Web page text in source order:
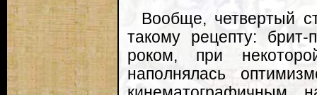
Вообще, четвертый
такому рецепту:
роком, при
наполнялась